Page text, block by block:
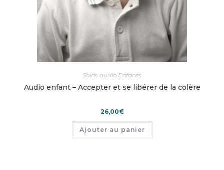
Soins audio Enfants
Audio enfant – Accepter et se libérer de la colère
26,00€
Ajouter au panier